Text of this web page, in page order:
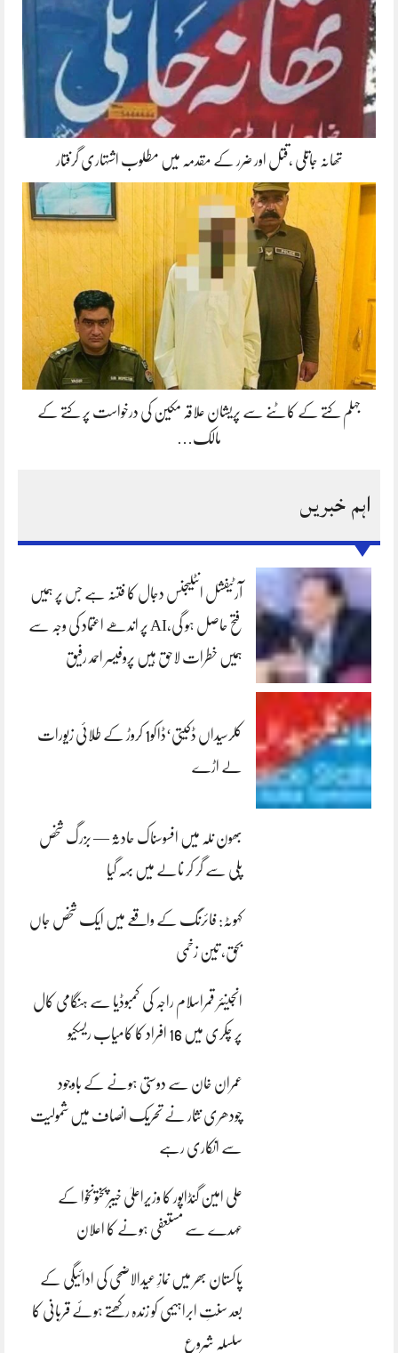
تھانہ جاتلی ،قتل اور ضرر کے مقدمہ میں مطلوب اشتہاری گرفتار
جہلم کتے کے کاٹنے سے پریشان علاقہ مکین کی درخواست پر کتے کے
مالک…
اہم خبریں
آرٹیفشل انٹلیجنس دجال کا فتنہ ہے جس پر ہمیں
فتح حاصل ہو گی،AI پر اندھے اعتماد کی وجہ سے
ہمیں خطرات لاحق ہیں پروفیسر احمد رفیق
کلرسیداں ڈکیتی‘ڈاکو1 کروڑ کے طلائی زیورات
لے اڑے
بھون نلہ میں افسوسناک حادثہ — بزرگ شخص
پلی سے گر کر نالے میں بہہ گیا
کہوٹہ: فائرنگ کے واقعے میں ایک شخص جاں
بحق، تین زخمی
انجینئر قمراسلام راجہ کی کمبوڈیا سے ہنگامی کال
پر چکری میں 16 افراد کا کامیاب ریسکیو
عمران خان سے دوستی ہونے کے باوجود
چودھری نثار نے تحریک انصاف میں شمولیت
سے انکاری رہے
علی امین گنڈاپور کا وزیراعلیٰ خیبرپختونخوا کے
عہدے سے مستعفی ہونے کا اعلان
پاکستان بھر میں نمازِ عیدالاضحی کی ادائیگی کے
بعد سنتِ ابراہیمی کو زندہ رکھتے ہوئے قربانی کا
سلسلہ شروع